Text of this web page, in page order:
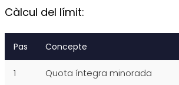
Càlcul del límit:
Pas Concepte
1 Quota íntegra minorada